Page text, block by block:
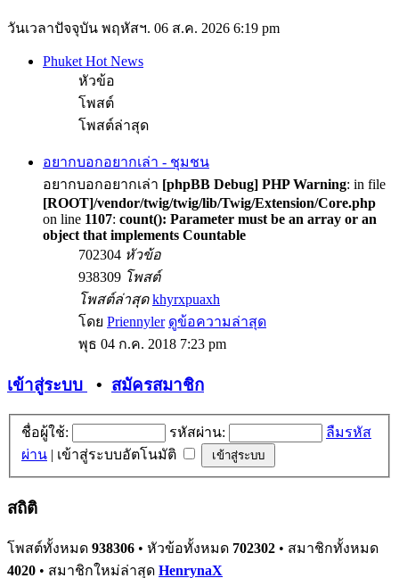
วันเวลาปัจจุบัน พฤหัสฯ. 06 ส.ค. 2026 6:19 pm
Phuket Hot News
หัวข้อ
โพสต์
โพสต์ล่าสุด
อยากบอกอยากเล่า - ชุมชน
อยากบอกอยากเล่า [phpBB Debug] PHP Warning: in file
[ROOT]/vendor/twig/twig/lib/Twig/Extension/Core.php
on line 1107: count(): Parameter must be an array or an
object that implements Countable
702304 หัวข้อ
938309 โพสต์
โพสต์ล่าสุด khyrxpuaxh
โดย Priennyler ดูข้อความล่าสุด
พุธ 04 ก.ค. 2018 7:23 pm
เข้าสู่ระบบ • สมัครสมาชิก
ชื่อผู้ใช้: รหัสผ่าน:
ลืมรหัส
ผ่าน | เข้าสู่ระบบอัตโนมัติ
สถิติ
โพสต์ทั้งหมด 938306 • หัวข้อทั้งหมด 702302 • สมาชิกทั้งหมด
4020 • สมาชิกใหม่ล่าสุด HenrynaX